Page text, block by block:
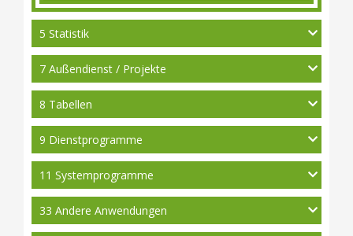
5 Statistik
7 Außendienst / Projekte
8 Tabellen
9 Dienstprogramme
11 Systemprogramme
33 Andere Anwendungen